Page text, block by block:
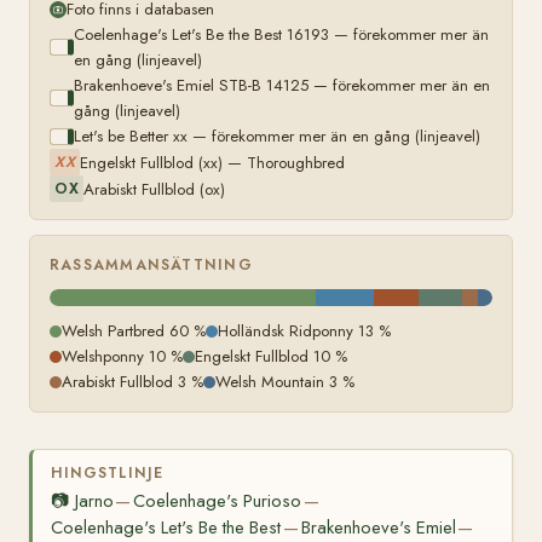
Foto finns i databasen
Coelenhage's Let's Be the Best 16193 — förekommer mer än
en gång (linjeavel)
Brakenhoeve's Emiel STB-B 14125 — förekommer mer än en
gång (linjeavel)
Let's be Better xx — förekommer mer än en gång (linjeavel)
XX Engelskt Fullblod (xx) — Thoroughbred
OX Arabiskt Fullblod (ox)
RASSAMMANSÄTTNING
Welsh Partbred 60 % Holländsk Ridponny 13 %
Welshponny 10 % Engelskt Fullblod 10 %
Arabiskt Fullblod 3 % Welsh Mountain 3 %
HINGSTLINJE
📷 Jarno—Coelenhage's Purioso —
Coelenhage's Let's Be the Best—Brakenhoeve's Emiel—